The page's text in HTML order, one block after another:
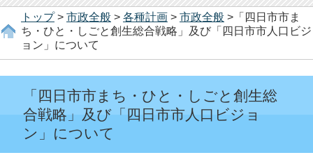
トップ> 市政全般 > 各種計画 > 市政全般 >「四日市市ま
ち・ひと・しごと創生総合戦略」及び「四日市市人口ビジ
ョン」について
「四日市市まち・ひと・しごと創生総
合戦略」及び「四日市市人口ビジョ
ン」について